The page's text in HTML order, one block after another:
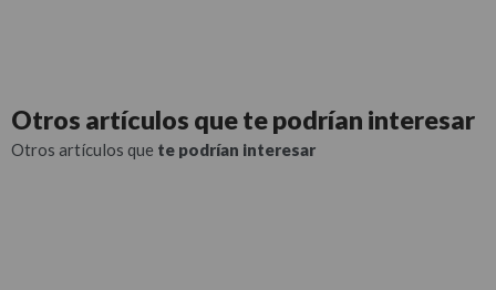
Otros artículos quete podrían interesar
Otros artículos que te podrían interesar